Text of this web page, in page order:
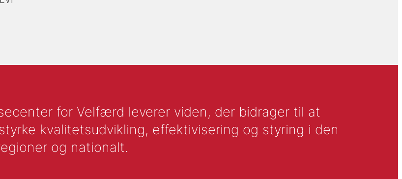
for Velfærd leverer viden, der bidrager til at
kvalitetsudvikling, effektivisering og styring i den
og nationalt.